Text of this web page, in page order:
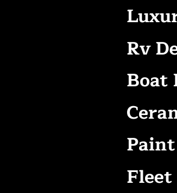
Rv
Boat
Fleet